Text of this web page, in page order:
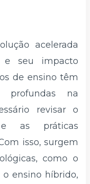
acelerada
e seu impacto
de ensino têm
profundas na
revisar o
as práticas
isso, surgem
como o
ensino híbrido,